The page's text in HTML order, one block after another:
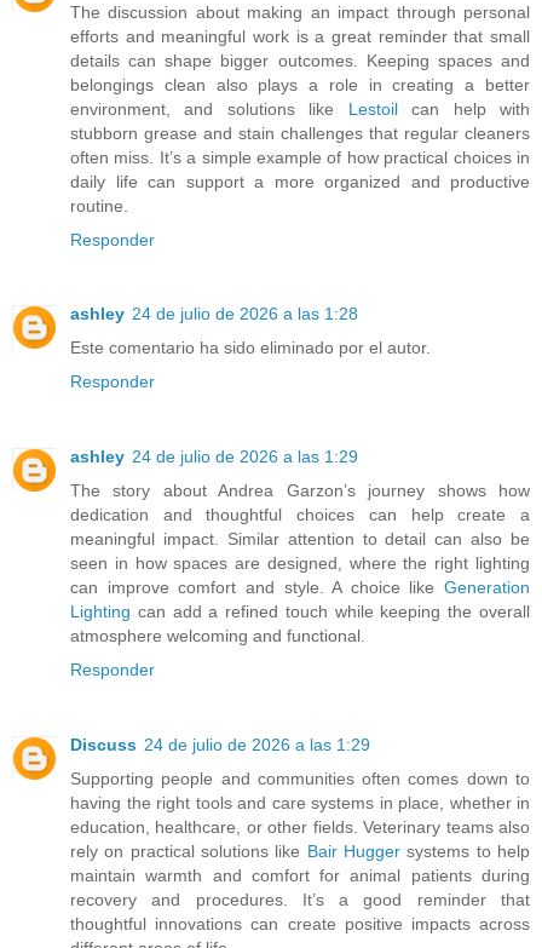
The discussion about making an impact through personal
efforts and meaningful work is a great reminder that small
details can shape bigger outcomes. Keeping spaces and
belongings clean also plays a role in creating a better
environment, and solutions like Lestoilcan help with
stubborn grease and stain challenges that regular cleaners
often miss. It’s a simple example of how practical choices in
daily life can support a more organized and productive
routine.
Responder
ashley 24 de julio de 2026 a las 1:28
Este comentario ha sido eliminado por el autor.
Responder
ashley 24 de julio de 2026 a las 1:29
The story about Andrea Garzon’s journey shows how
dedication and thoughtful choices can help create a
meaningful impact. Similar attention to detail can also be
seen in how spaces are designed, where the right lighting
can improve comfort and style. A choice like Generation
Lighting can add a refined touch while keeping the overall
atmosphere welcoming and functional.
Responder
Discuss 24 de julio de 2026 a las 1:29
Supporting people and communities often comes down to
having the right tools and care systems in place, whether in
education, healthcare, or other fields. Veterinary teams also
rely on practical solutions like Bair Hugger systems to help
maintain warmth and comfort for animal patients during
recovery and procedures. It’s a good reminder that
thoughtful innovations can create positive impacts across